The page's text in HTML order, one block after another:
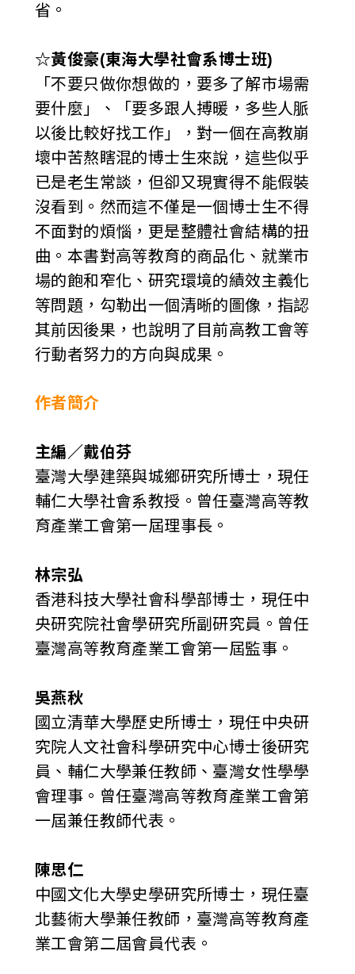
省。
☆黃俊豪(東海大學社會系博士班)
「不要只做你想做的，要多了解市場需
要什麼」、「要多跟人搏暖，多些人脈
以後比較好找工作」，對一個在高教崩
壞中苦熬瞎混的博士生來說，這些似乎
已是老生常談，但卻又現實得不能假裝
沒看到。然而這不僅是一個博士生不得
不面對的煩惱，更是整體社會結構的扭
曲。本書對高等教育的商品化、就業市
場的飽和窄化、研究環境的績效主義化
等問題，勾勒出一個清晰的圖像，指認
其前因後果，也說明了目前高教工會等
行動者努力的方向與成果。
作者簡介
主編／戴伯芬
臺灣大學建築與城鄉研究所博士，現任
輔仁大學社會系教授。曾任臺灣高等教
育產業工會第一屆理事長。
林宗弘
香港科技大學社會科學部博士，現任中
央研究院社會學研究所副研究員。曾任
臺灣高等教育產業工會第一屆監事。
吳燕秋
國立清華大學歷史所博士，現任中央研
究院人文社會科學研究中心博士後研究
員、輔仁大學兼任教師、臺灣女性學學
會理事。曾任臺灣高等教育產業工會第
一屆兼任教師代表。
陳思仁
中國文化大學史學研究所博士，現任臺
北藝術大學兼任教師，臺灣高等教育產
業工會第二屆會員代表。